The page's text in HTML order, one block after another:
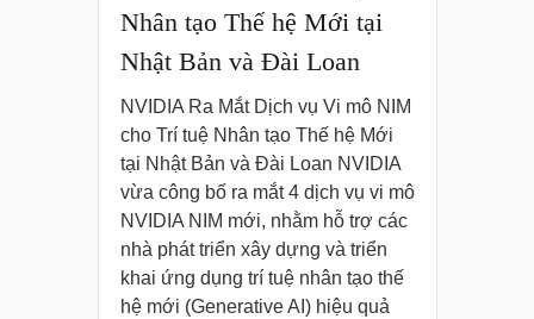
Nhân tạo Thế hệ Mới tại
Nhật Bản và Đài Loan
NVIDIA Ra Mắt Dịch vụ Vi mô NIM
cho Trí tuệ Nhân tạo Thế hệ Mới
tại Nhật Bản và Đài Loan NVIDIA
vừa công bố ra mắt 4 dịch vụ vi mô
NVIDIA NIM mới, nhằm hỗ trợ các
nhà phát triển xây dựng và triển
khai ứng dụng trí tuệ nhân tạo thế
hệ mới (Generative AI) hiệu quả